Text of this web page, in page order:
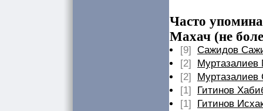
Часто
Махач (не
[9] Сажидов
[2]
Муртазалиев
[2]
Муртазалиев
[1]
Гитинов
[1]
Гитинов